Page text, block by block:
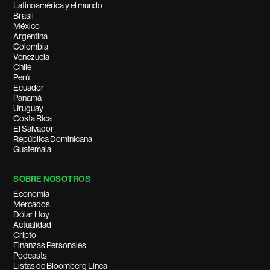
Latinoamérica y el mundo
Brasil
México
Argentina
Colombia
Venezuela
Chile
Perú
Ecuador
Panamá
Uruguay
Costa Rica
El Salvador
República Dominicana
Guatemala
SOBRE NOSOTROS
Economía
Mercados
Dólar Hoy
Actualidad
Cripto
Finanzas Personales
Podcasts
Listas de Bloomberg Línea